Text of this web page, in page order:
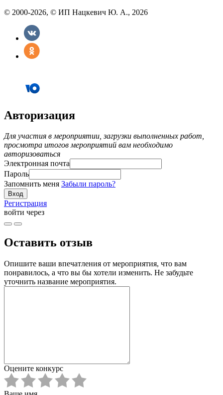
© 2000-2026, © ИП Нацкевич Ю. А., 2026
Авторизация
Для участия в мероприятии, загрузки выполненных работ,
просмотра итогов мероприятий вам необходимо
авторизоваться
Электронная почта
Пароль
Запомнить меня Забыли пароль?
Регистрация
войти через
Оставить отзыв
Опишите ваши впечатления от мероприятия, что вам
понравилось, а что вы бы хотели изменить. Не забудьте
уточнить название мероприятия.
Оцените конкурс